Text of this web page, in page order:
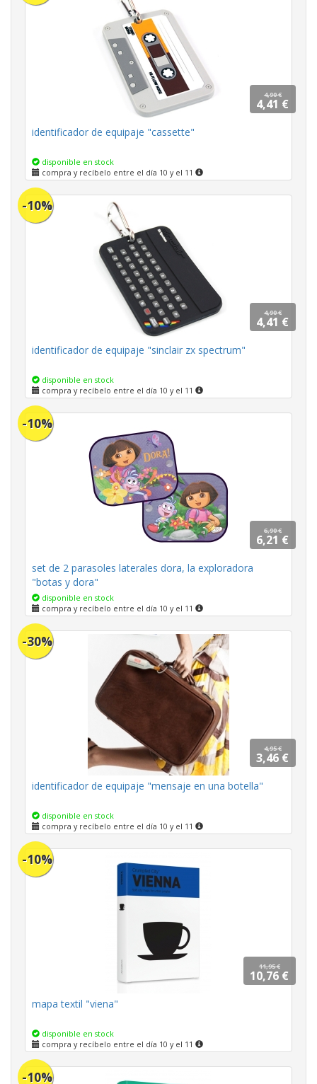
4,90 €
4,41 €
identificador de equipaje "cassette"
disponible en stock
compra y recíbelo entre el día 10 y el 11
-10%
4,90 €
4,41 €
identificador de equipaje "sinclair zx spectrum"
disponible en stock
compra y recíbelo entre el día 10 y el 11
-10%
6,90 €
6,21 €
set de 2 parasoles laterales dora, la exploradora
"botas y dora"
disponible en stock
compra y recíbelo entre el día 10 y el 11
-30%
4,95 €
3,46 €
identificador de equipaje "mensaje en una botella"
disponible en stock
compra y recíbelo entre el día 10 y el 11
-10%
11,95 €
10,76 €
mapa textil "viena"
disponible en stock
compra y recíbelo entre el día 10 y el 11
-10%